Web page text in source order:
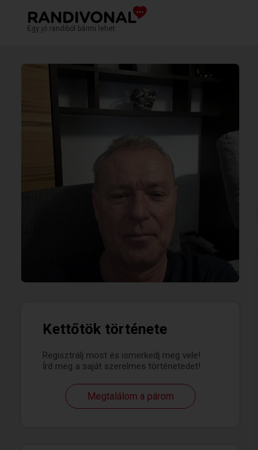
Egy jó randiból bármi lehet.
Kettőtök története
Regisztrálj most és ismerkedj meg vele!
Írd meg a saját szerelmes történetedet!
Megtalálom a párom